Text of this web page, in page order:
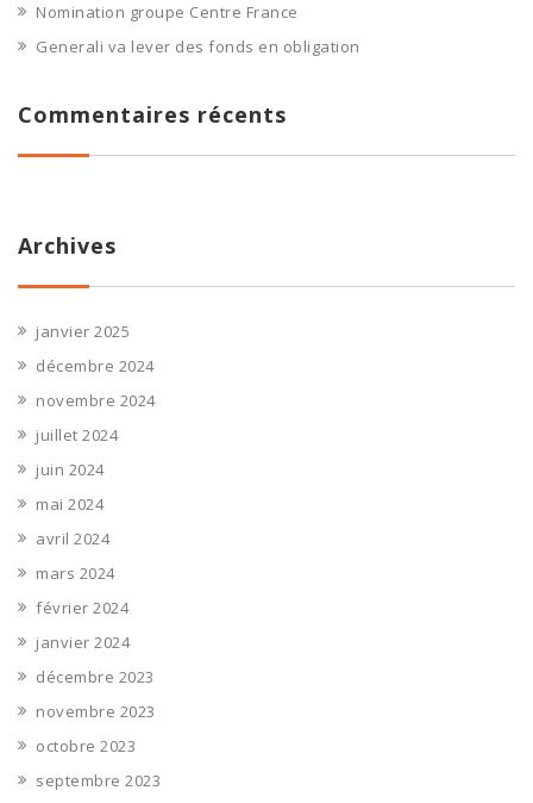
Nomination groupe Centre France
Generali va lever des fonds en obligation
Commentaires récents
Archives
janvier 2025
décembre 2024
novembre 2024
juillet 2024
juin 2024
mai 2024
avril 2024
mars 2024
février 2024
janvier 2024
décembre 2023
novembre 2023
octobre 2023
septembre 2023